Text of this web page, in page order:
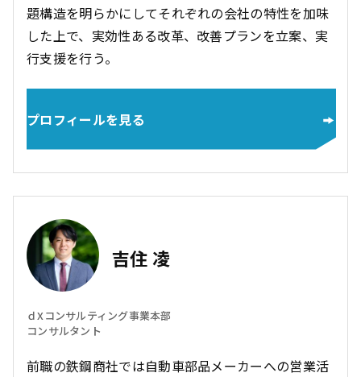
題構造を明らかにしてそれぞれの会社の特性を加味
した上で、実効性ある改革、改善プランを立案、実
行支援を行う。
プロフィールを見る
吉住 凌
ｄXコンサルティング事業本部
コンサルタント
前職の鉄鋼商社では自動車部品メーカーへの営業活